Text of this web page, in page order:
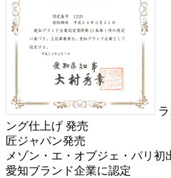
ング仕上げ 発売
匠ジャパン発売
メゾン・エ・オブジェ・パリ初
愛知ブランド企業に認定